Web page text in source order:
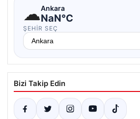
☁Ankara
NaN°C
ŞEHIR SEÇ
Bizi Takip Edin